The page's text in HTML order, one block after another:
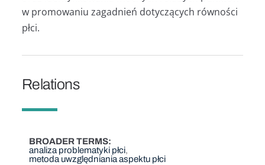
w promowaniu zagadnień dotyczących równości
płci.
Relations
BROADER TERMS
analiza problematyki płci
metoda uwzględniania aspektu płci